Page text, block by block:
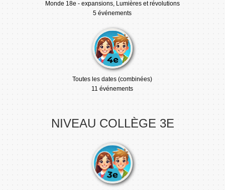
Monde 18e - expansions, Lumières et révolutions
5 événements
Toutes les dates (combinées)
11 événements
NIVEAU COLLÈGE 3E